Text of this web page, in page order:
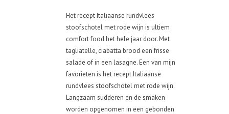
Het recept Italiaanse rundvlees
stoofschotel met rode wijn is ultiem
comfort food het hele jaar door. Met
tagliatelle, ciabatta brood een frisse
salade of in een lasagne. Een van mijn
favorieten is het recept Italiaanse
rundvlees stoofschotel met rode wijn.
Langzaam sudderen en de smaken
worden opgenomen in een gebonden